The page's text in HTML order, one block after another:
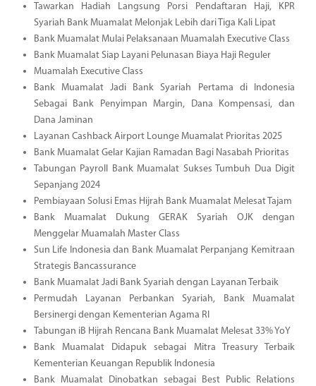
Tawarkan Hadiah Langsung Porsi Pendaftaran Haji, KPR
Syariah Bank Muamalat Melonjak Lebih dari Tiga Kali Lipat
Bank Muamalat Mulai Pelaksanaan Muamalah Executive Class
Bank Muamalat Siap Layani Pelunasan Biaya Haji Reguler
Muamalah Executive Class
Bank Muamalat Jadi Bank Syariah Pertama di Indonesia
Sebagai Bank Penyimpan Margin, Dana Kompensasi, dan
Dana Jaminan
Layanan Cashback Airport Lounge Muamalat Prioritas 2025
Bank Muamalat Gelar Kajian Ramadan Bagi Nasabah Prioritas
Tabungan Payroll Bank Muamalat Sukses Tumbuh Dua Digit
Sepanjang 2024
Pembiayaan Solusi Emas Hijrah Bank Muamalat Melesat Tajam
Bank Muamalat Dukung GERAK Syariah OJK dengan
Menggelar Muamalah Master Class
Sun Life Indonesia dan Bank Muamalat Perpanjang Kemitraan
Strategis Bancassurance
Bank Muamalat Jadi Bank Syariah dengan Layanan Terbaik
Permudah Layanan Perbankan Syariah, Bank Muamalat
Bersinergi dengan Kementerian Agama RI
Tabungan iB Hijrah Rencana Bank Muamalat Melesat 33% YoY
Bank Muamalat Didapuk sebagai Mitra Treasury Terbaik
Kementerian Keuangan Republik Indonesia
Bank Muamalat Dinobatkan sebagai Best Public Relations